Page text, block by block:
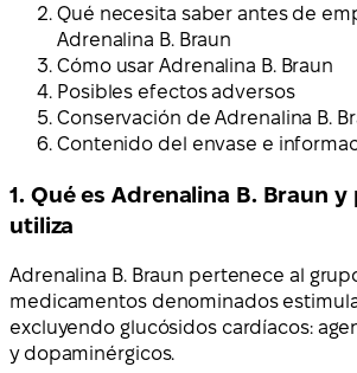
Qué necesita saber antes de
Adrenalina B. Braun
Cómo usar Adrenalina B. Braun
Posibles efectos adversos
Conservación de Adrenalina B.
Contenido del envase e
1. Qué es Adrenalina B. Braun
utiliza
Adrenalina B. Braun pertenece al
medicamentos denominados
excluyendo glucósidos cardíacos:
y dopaminérgicos.